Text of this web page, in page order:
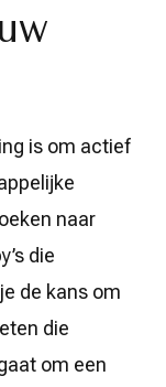
is om actief
naar
die
de kans om
die
om een